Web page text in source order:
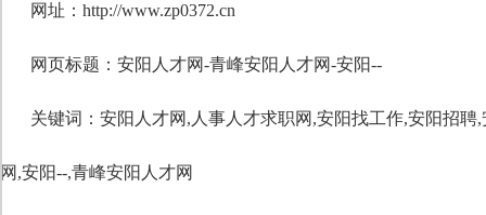
网址：http://www.zp0372.cn
网页标题：安阳人才网-青峰安阳人才网-安阳--
关键词： 安阳人才网 , 人事人才求职网 ,安阳找工作,安阳招聘,
网 ,安阳--,青峰安阳人才网